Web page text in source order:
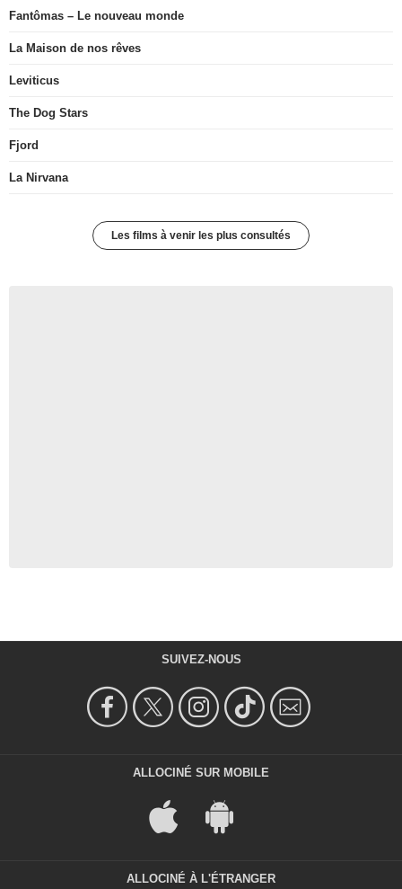
Fantômas – Le nouveau monde
La Maison de nos rêves
Leviticus
The Dog Stars
Fjord
La Nirvana
Les films à venir les plus consultés
SUIVEZ-NOUS
ALLOCINÉ SUR MOBILE
ALLOCINÉ À L'ÉTRANGER